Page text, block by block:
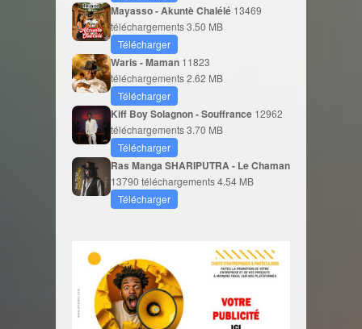
Mayasso - Akuntè Chalélé 13469
téléchargements3.50 MB
Télécharger
Waris - Maman 11823
téléchargements2.62 MB
Télécharger
Kiff Boy Solagnon - Souffrance 12962
téléchargements3.70 MB
Télécharger
Ras Manga SHARIPUTRA - Le Chaman
13790 téléchargements4.54 MB
Télécharger